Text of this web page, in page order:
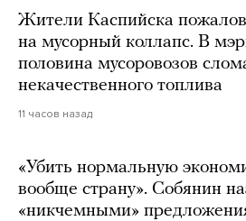
Жители Каспийска
на мусорный коллапс. В
половина мусоровозов
некачественного топлива
11 часов назад
«Убить нормальную
вообще страну». Собянин
«никчемными»